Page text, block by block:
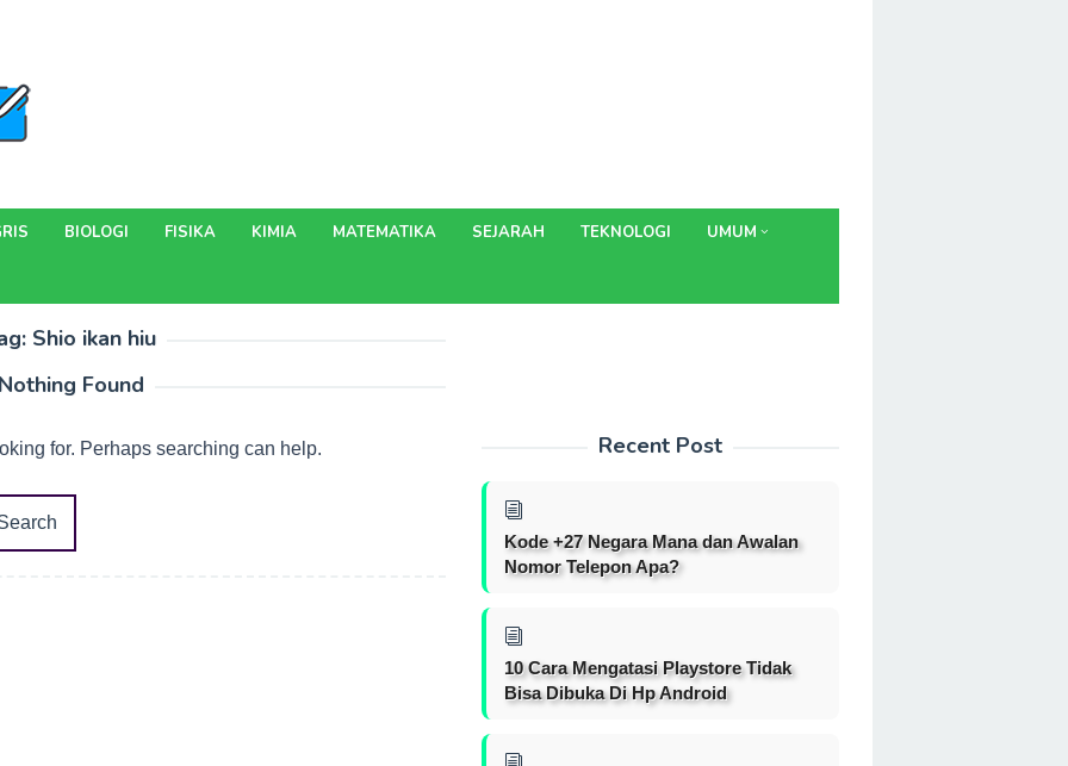
BIOLOGI FISIKA KIMIA MATEMATIKA SEJARAH TEKNOLOGI UMUM
Shio ikan hiu
Found
for. Perhaps searching can help. Recent Post
Kode +27 Negara Mana dan Awalan
Nomor Telepon Apa?
10 Cara Mengatasi Playstore Tidak
Bisa Dibuka Di Hp Android